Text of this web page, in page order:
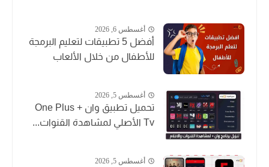
أغسطس 6, 2026
أفضل 5 تطبيقات لتعليم البرمجة
للأطفال من خلال الألعاب
أغسطس 5, 2026
تحميل تطبيق وان + One Plus
Tv الأصلي لمشاهدة القنوات...
أغسطس 5, 2026